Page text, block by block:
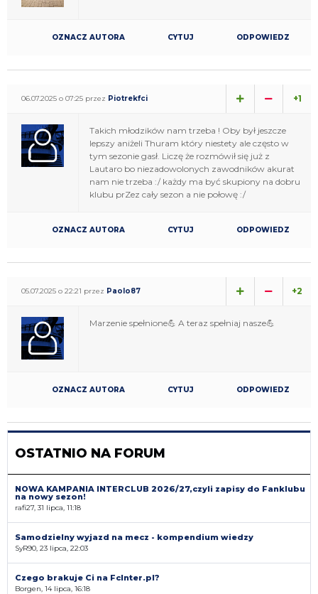
OZNACZ AUTORA CYTUJ ODPOWIEDZ
06.07.2025 o 07:25 przez Piotrekfci +1
Takich młodzików nam trzeba ! Oby był jeszcze
lepszy aniżeli Thuram który niestety ale często w
tym sezonie gasł. Liczę że rozmówił się już z
Lautaro bo niezadowolonych zawodników akurat
nam nie trzeba :/ każdy ma być skupiony na dobru
klubu prZez cały sezon a nie połowę :/
OZNACZ AUTORA CYTUJ ODPOWIEDZ
05.07.2025 o 22:21 przez Paolo87 +2
Marzenie spełnione💪 A teraz spełniaj nasze💪
OZNACZ AUTORA CYTUJ ODPOWIEDZ
OSTATNIO NA FORUM
NOWA KAMPANIA INTERCLUB 2026/27,czyli zapisy do Fanklubu
na nowy sezon!
rafi27, 31 lipca, 11:18
Samodzielny wyjazd na mecz - kompendium wiedzy
SyR90, 23 lipca, 22:03
Czego brakuje Ci na FcInter.pl?
Borgen, 14 lipca, 16:18